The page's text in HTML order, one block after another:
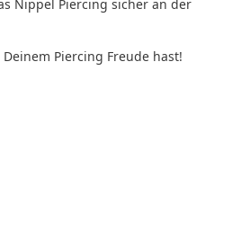
Nippel Piercing sicher an der
Piercing Freude hast!